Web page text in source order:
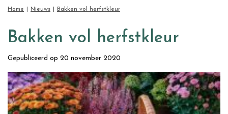
Home Nieuws Bakken vol herfstkleur
Bakken vol herfstkleur
Gepubliceerd op 20 november 2020